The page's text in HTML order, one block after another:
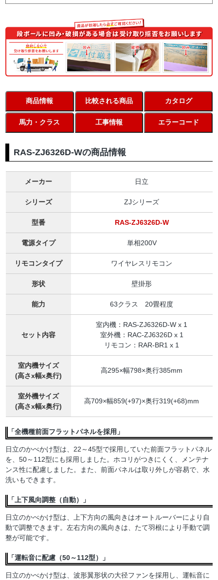
商品情報 比較される商品 カタログ
馬力・クラス 工事情報 エラーコード
RAS-ZJ6326D-Wの商品情報
メーカー 日立
シリーズ ZJシリーズ
型番 RAS-ZJ6326D-W
電源タイプ 単相200V
リモコンタイプ ワイヤレスリモコン
形状 壁掛形
能力 63クラス 20畳程度
セット内容
室内機：RAS-ZJ6326D-W x 1
室外機：RAC-ZJ6326D x 1
リモコン：RAR-BR1 x 1
室内機サイズ
(高さx幅x奥行)
高295×幅798×奥行385mm
室外機サイズ
(高さx幅x奥行)
高709×幅859(+97)×奥行319(+68)mm
「全機種前面フラットパネルを採用」
日立のかべかけ型は、22～45型で採用していた前面フラットパネル
を、50～112型にも採用しました。ホコリがつきにくく、メンテナ
ンス性に配慮しました。また、前面パネルは取り外しが容易で、水
洗いもできます。
「上下風向調整（自動）」
日立のかべかけ型は、上下方向の風向きはオートルーバーにより自
動で調整できます。左右方向の風向きは、たて羽根により手動で調
整が可能です。
「運転音に配慮（50～112型）」
日立のかべかけ型は、波形翼形状の大径ファンを採用し、運転音に